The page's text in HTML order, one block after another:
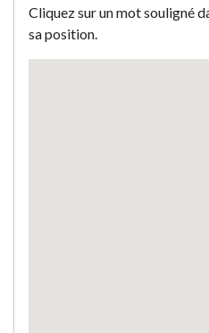
Cliquez sur un mot souligné
sa position.